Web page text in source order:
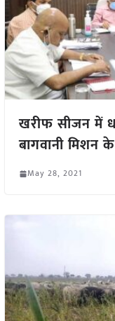
खरीफ सीजन में
बागवानी मिशन
May 28, 2021